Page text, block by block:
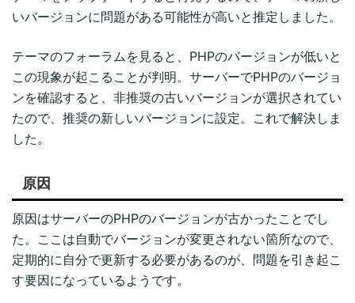
いバージョンに問題がある可能性が高いと推定しました。
テーマのフォーラムを見ると、PHPのバージョンが低いと
この現象が起こることが判明。サーバーでPHPのバージョ
ンを確認すると、非推奨の古いバージョンが選択されてい
たので、推奨の新しいバージョンに設定。これで解決しま
した。
原因
原因はサーバーのPHPのバージョンが古かったことでし
た。ここは自動でバージョンが変更されない箇所なので、
定期的に自分で更新する必要があるのが、問題を引き起こ
す要因になっているようです。